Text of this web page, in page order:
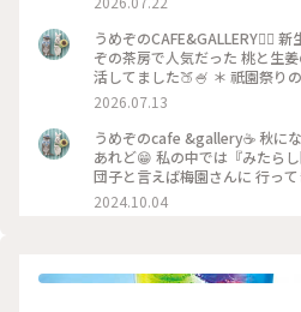
桃も程よい量で、食べ進める
るこなんですね〜🤔 頼んだ時
るほど〜です😘 この後も、山
汗💦になるけど、 真夏に食べる
うめぞのCAFE&GALLERY🏳️‍🌈
ぞの茶房で人気だった 桃と生
活してました🍑🍧 ＊ 祇園祭り
寄ろうかなどうしようかな？と
の看板でていたので スルーで
る新生姜のシロップが すごい
にみずみずしい桃のスライスを
づらいですが 中にはもっちり
るので 最後には、しるこ氷と
き氷だけに🍧 私が最後の一杯
に幸せでした😊 ＊ ギャラリー
2026.07.13
うめぞのcafe &gallery☕️ 秋に
あれど😁 私の中では『みたら
団子と言えば梅園さんに 行っ
みたらし団子のセット🩷 この
て 小躍りです😁 パフェにはわ
しい 蜜がたっぷりのみたらし団
2024.10.04